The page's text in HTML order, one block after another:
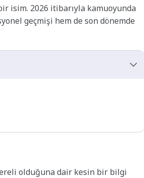
isim. 2026 itibarıyla kamuoyunda
geçmişi hem de son dönemde
olduğuna dair kesin bir bilgi